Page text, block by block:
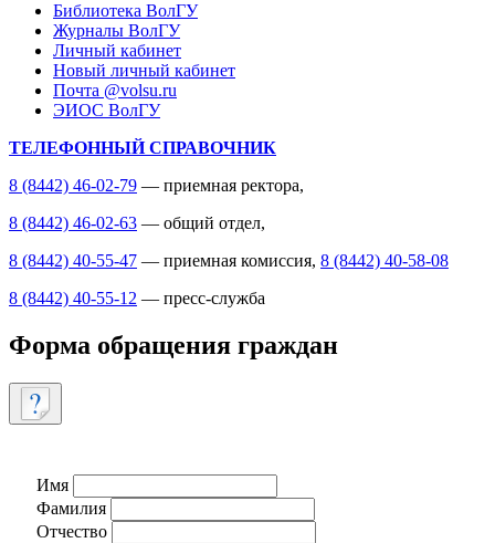
Библиотека ВолГУ
Журналы ВолГУ
Личный кабинет
Новый личный кабинет
Почта @volsu.ru
ЭИОС ВолГУ
ТЕЛЕФОННЫЙ СПРАВОЧНИК
8 (8442) 46-02-79 — приемная ректора,
8 (8442) 46-02-63 — общий отдел,
8 (8442) 40-55-47 — приемная комиссия, 8 (8442) 40-58-08
8 (8442) 40-55-12 — пресс-служба
Форма обращения граждан
Имя
Фамилия
Отчество